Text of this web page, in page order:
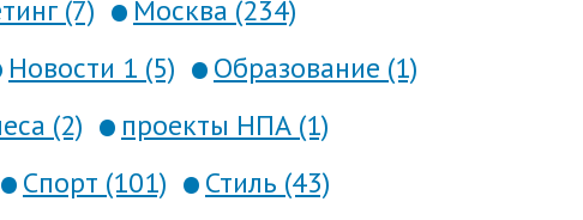
(7)
Москва (234)
Новости 1 (5)
Образование (1)
(2)
проекты НПА (1)
Спорт (101) Стиль (43)